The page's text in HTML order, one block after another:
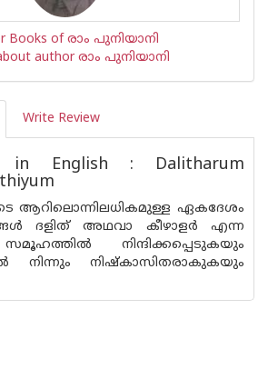
Books of രാം പുനിയാനി
author രാം പുനിയാനി
Write Review
in English : Dalitharum
ആറിലൊന്നിലധികമുള്ള ഏകദേശം
ദളിത് അഥവാ കീഴാളര്‍ എന്ന
നിന്ദിക്കപ്പെടുകയും
നിന്നും നിഷ്കാസിതരാകുകയും